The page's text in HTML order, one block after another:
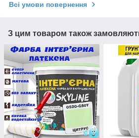
Всі умови повернення
З цим товаром також